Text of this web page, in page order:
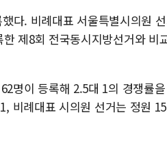
다. 비례대표 서울특별시의원
제8회 전국동시지방선거와 비
명이 등록해 2.5대 1의 경쟁률
비례대표 시의원 선거는 정원